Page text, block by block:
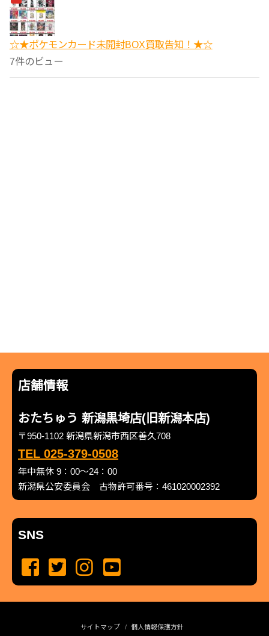
☆★ポケモンカード未開封BOX買取告知！★☆
7件のビュー
店舗情報
おたちゅう 新潟黒埼店(旧新潟本店)
〒950-1102 新潟県新潟市西区善久708
TEL 025-379-0508
年中無休 9：00～24：00
新潟県公安委員会 古物許可番号：461020002392
SNS
サイトマップ 個人情報保護方針